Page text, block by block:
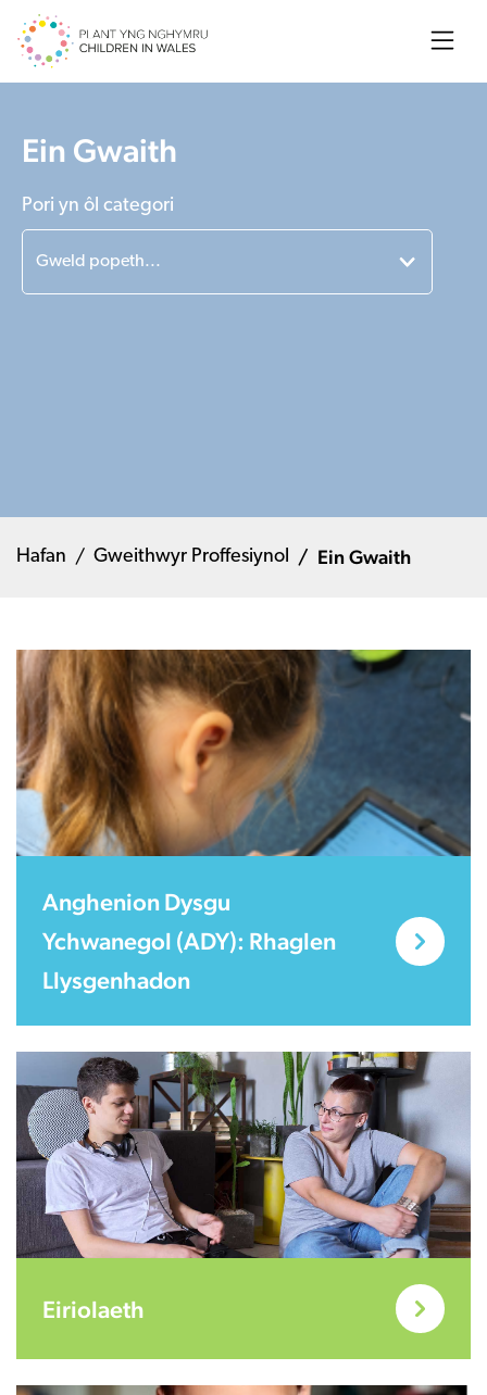
Search
Ein Gwaith
Pori yn ôl categori
Hafan Gweithwyr Proffesiynol Ein Gwaith
Anghenion Dysgu
Ychwanegol (ADY): Rhaglen
Llysgenhadon
Eiriolaeth